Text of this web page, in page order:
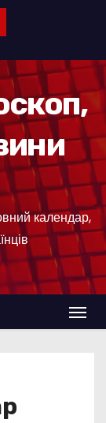
календар,